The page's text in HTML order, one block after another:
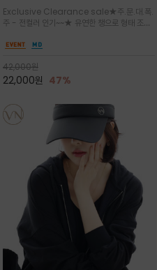
미닌한 무드를 연출/벨크로 타입이라 휴
대도 간편
Exclusive Clearance sale★주.문.대.폭.
주 - 전컬러 인기~~★ 유연한 챙으로 형태 조절
말아 휴대하기 좋고, 챙의 모양을 살짝 바꿀 수 있
용성을 모두 갖춘 아이템
42,000원
22,000원 47%